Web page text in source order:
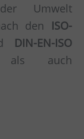
Umwelt
den ISO-
DIN-EN-ISO
als auch